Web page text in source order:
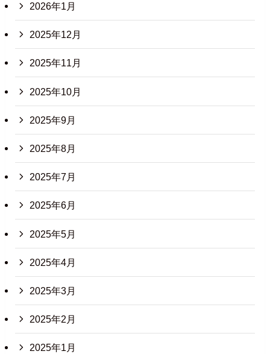
2026年1月
2025年12月
2025年11月
2025年10月
2025年9月
2025年8月
2025年7月
2025年6月
2025年5月
2025年4月
2025年3月
2025年2月
2025年1月